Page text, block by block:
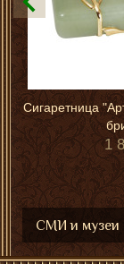
Сигаретница
1
СМИ и музеи